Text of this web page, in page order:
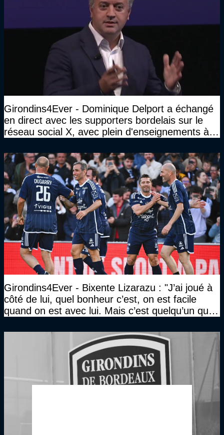
Girondins4Ever - Dominique Delport a échangé
en direct avec les supporters bordelais sur le
réseau social X, avec plein d'enseignements à la
Girondins4Ever - Bixente Lizarazu : "J’ai joué à
côté de lui, quel bonheur c’est, on est facile
quand on est avec lui. Mais c’est quelqu’un qui